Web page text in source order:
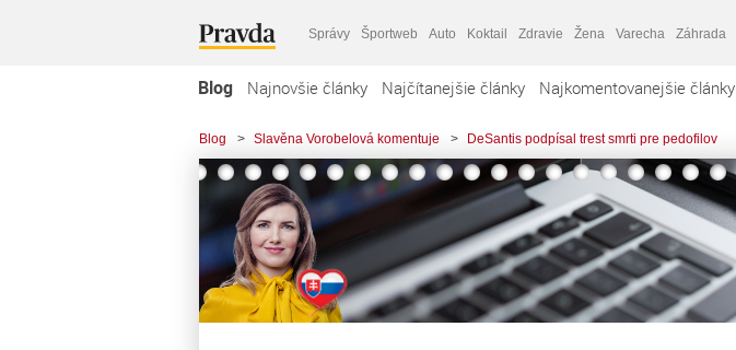
Správy Športweb Auto Koktail Zdravie Žena Varecha Záhrada
Blog Najnovšie články Najčítanejšie články Najkomentovanejšie články
Blog > Slavěna Vorobelová komentuje > DeSantis podpísal trest smrti pre pedofilov